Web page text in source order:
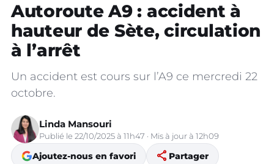
Autoroute A9 : accident à
hauteur de Sète, circulation
à l’arrêt
Un accident est cours sur l’A9 ce mercredi 22
octobre.
Linda Mansouri
Publié le 22/10/2025 à 11h47 · Mis à jour à 12h09
Ajoutez-nous en favori share Partager